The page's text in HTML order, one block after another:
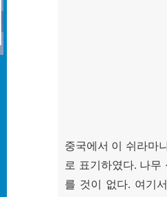
중국에서 이 쉬라마
로 표기하였다. 나무
를 것이 없다. 여기